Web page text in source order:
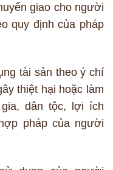
giao cho người
quy định của pháp
tài sản theo ý chí
thiệt hại hoặc làm
dân tộc, lợi ích
pháp của người